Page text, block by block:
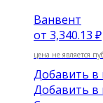
Ванвент
от 3,340.13 ₽
цена не является
Добавить в
Добавить в